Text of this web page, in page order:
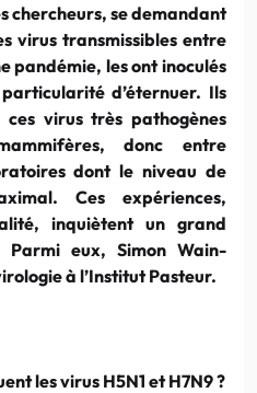
chercheurs, se demandant
virus transmissibles entre
pandémie, les ont inoculés
d’éternuer. Ils
virus très pathogènes
donc entre
dont le niveau de
Ces expériences,
inquiètent un grand
Parmi eux, Simon Wain-
à l’Institut Pasteur.
les virus H5N1 et H7N9 ?